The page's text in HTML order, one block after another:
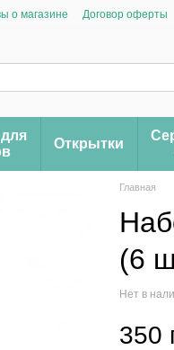
о магазине Договор оферты
Открытки
Главная
(6
Нет в
350